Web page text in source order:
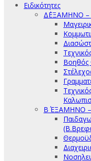
Ειδικότητες
Δ΄ΕΞΑΜΗΝΟ –
Βοηθός
Β΄ ΕΞΑΜΗΝΟ –